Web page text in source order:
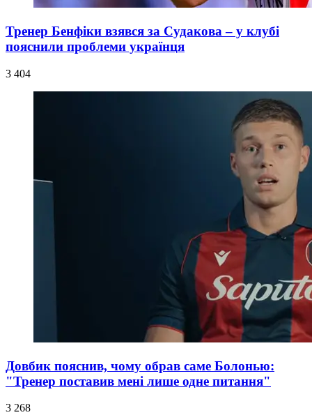
Тренер Бенфіки взявся за Судакова – у клубі
пояснили проблеми українця
3 404
Довбик пояснив, чому обрав саме Болонью:
"Тренер поставив мені лише одне питання"
3 268